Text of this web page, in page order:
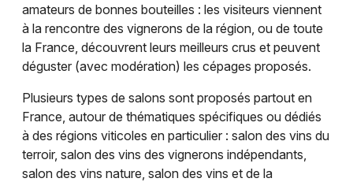
amateurs de bonnes bouteilles : les visiteurs viennent
à la rencontre des vignerons de la région, ou de toute
la France, découvrent leurs meilleurs crus et peuvent
déguster (avec modération) les cépages proposés.
Plusieurs types de salons sont proposés partout en
France, autour de thématiques spécifiques ou dédiés
à des régions viticoles en particulier : salon des vins du
terroir, salon des vins des vignerons indépendants,
salon des vins nature, salon des vins et de la